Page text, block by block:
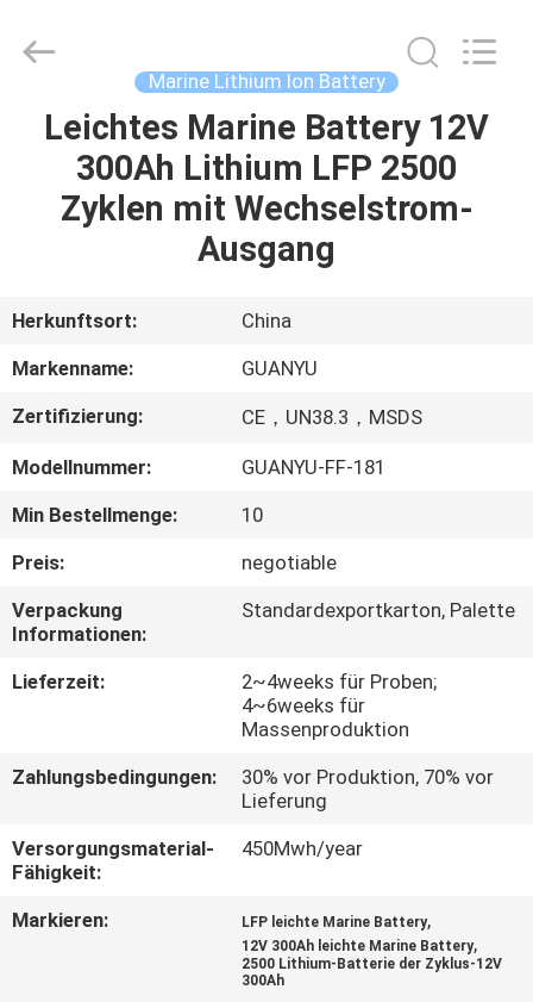
HAUS
PRODUKTE
UNS
AUSFLUG
QUALITÄTSKONTROLLE
SIE
MIT
VERBINDUNG
FORDERN
SIE
Marine Lithium Ion Battery
Leichtes Marine Battery 12V
300Ah Lithium LFP 2500
Zyklen mit Wechselstrom-
Ausgang
Herkunftsort:
China
Markenname:
GUANYU
Zertifizierung:
CE，UN38.3，MSDS
Modellnummer:
GUANYU-FF-181
Min Bestellmenge:
10
Preis:
negotiable
Verpackung
Informationen:
Standardexportkarton, Palette
Lieferzeit:
2~4weeks für Proben;
4~6weeks für
Massenproduktion
Zahlungsbedingungen:
30% vor Produktion, 70% vor
Lieferung
Versorgungsmaterial-
Fähigkeit:
450Mwh/year
Markieren: LFP leichte Marine Battery,
12V 300Ah leichte Marine Battery,
2500 Lithium-Batterie der Zyklus-12V
300Ah